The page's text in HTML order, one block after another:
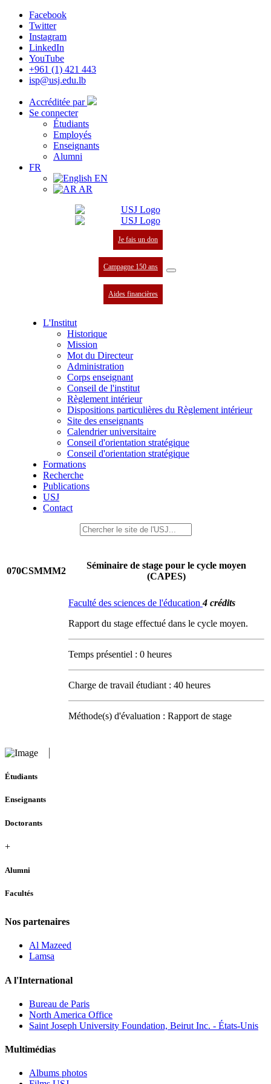
Facebook
Twitter
Instagram
LinkedIn
YouTube
+961 (1) 421 443
isp@usj.edu.lb
Accréditée par
Se connecter
Étudiants
Employés
Enseignants
Alumni
FR
EN
AR
Je fais un don
Campagne 150 ans
Aides financières
L'Institut
Historique
Mission
Mot du Directeur
Administration
Corps enseignant
Conseil de l'institut
Règlement intérieur
Dispositions particulières du Règlement intérieur
Site des enseignants
Calendrier universitaire
Conseil d'orientation stratégique
Conseil d'orientation stratégique
Formations
Recherche
Publications
USJ
Contact
070CSMMM2
Séminaire de stage pour le cycle moyen
(CAPES)
Faculté des sciences de l'éducation4 crédits
Rapport du stage effectué dans le cycle moyen.
Temps présentiel : 0 heures
Charge de travail étudiant : 40 heures
Méthode(s) d'évaluation : Rapport de stage
Étudiants
Enseignants
Doctorants
+
Alumni
Facultés
Nos partenaires
Al Mazeed
Lamsa
A l'International
Bureau de Paris
North America Office
Saint Joseph University Foundation, Beirut Inc. - États-Unis
Multimédias
Albums photos